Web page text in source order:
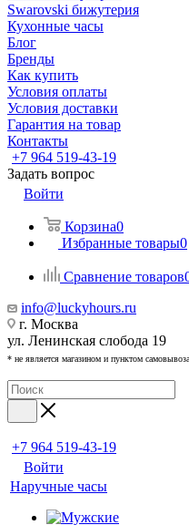
Swarovski бижутерия
Кухонные часы
Блог
Бренды
Как купить
Условия оплаты
Условия доставки
Гарантия на товар
Контакты
+7 964 519-43-19
Задать вопрос
Войти
Корзина0
Избранные товары0
Сравнение товаров
info@luckyhours.ru
г. Москва
ул. Ленинская слобода 19
* не является магазином и пунктом самовывоза
+7 964 519-43-19
Войти
Наручные часы